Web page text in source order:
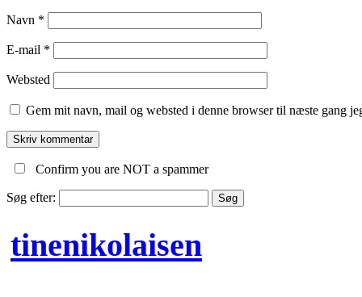
Navn *
E-mail *
Websted
Gem mit navn, mail og websted i denne browser til næste gang
Confirm you are NOT a spammer
Søg efter:
tinenikolaisen